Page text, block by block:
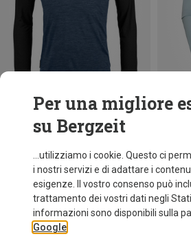
Risparmi 16%
Per una migliore
su Bergzeit
...utilizziamo i cookie. Questo ci
i nostri servizi e di adattare i
esigenze. Il vostro consenso può
trattamento dei vostri dati negli
informazioni sono disponibili sulla
Google